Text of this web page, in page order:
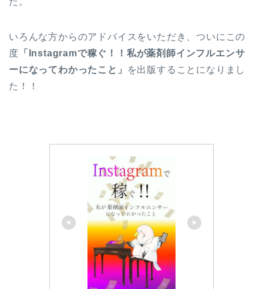
いろんな方からのアドバイスをいただき、ついにこの
度 「Instagramで稼ぐ！！私が薬剤師インフルエンサ
ーになってわかったこと」
を出版することになりまし
た！！